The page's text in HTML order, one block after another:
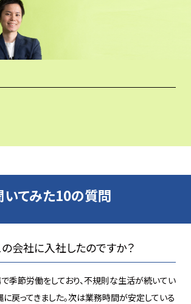
いてみた10の質問
会社に入社したのですか？
季節労働をしており、不規則な生活が続いてい
に戻ってきました。次は業務時間が安定している